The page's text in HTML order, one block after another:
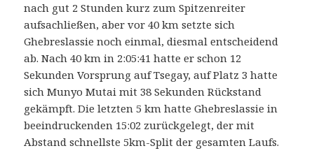
nach gut 2 Stunden kurz zum Spitzenreiter
aufsachließen, aber vor 40 km setzte sich
Ghebreslassie noch einmal, diesmal entscheidend
ab. Nach 40 km in 2:05:41 hatte er schon 12
Sekunden Vorsprung auf Tsegay, auf Platz 3 hatte
sich Munyo Mutai mit 38 Sekunden Rückstand
gekämpft. Die letzten 5 km hatte Ghebreslassie in
beeindruckenden 15:02 zurückgelegt, der mit
Abstand schnellste 5km-Split der gesamten Laufs.